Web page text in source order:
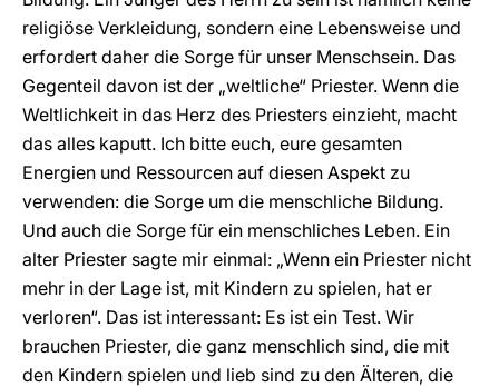
religiöse Verkleidung, sondern eine Lebensweise und
erfordert daher die Sorge für unser Menschsein. Das
Gegenteil davon ist der „weltliche“ Priester. Wenn die
Weltlichkeit in das Herz des Priesters einzieht, macht
das alles kaputt. Ich bitte euch, eure gesamten
Energien und Ressourcen auf diesen Aspekt zu
verwenden: die Sorge um die menschliche Bildung.
Und auch die Sorge für ein menschliches Leben. Ein
alter Priester sagte mir einmal: „Wenn ein Priester nicht
mehr in der Lage ist, mit Kindern zu spielen, hat er
verloren“. Das ist interessant: Es ist ein Test. Wir
brauchen Priester, die ganz menschlich sind, die mit
den Kindern spielen und lieb sind zu den Älteren, die